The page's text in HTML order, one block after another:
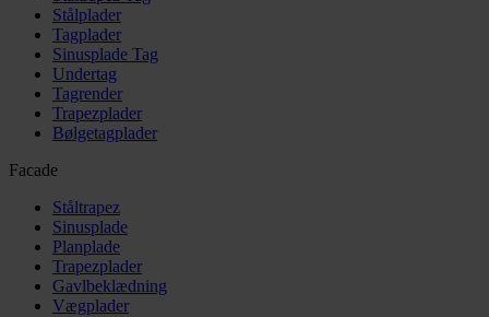
Stålplader
Tagplader
Sinusplade Tag
Undertag
Tagrender
Trapezplader
Bølgetagplader
Facade
Ståltrapez
Sinusplade
Planplade
Trapezplader
Gavlbeklædning
Vægplader